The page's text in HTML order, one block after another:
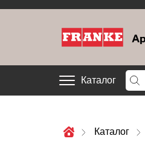
Каталог
Каталог